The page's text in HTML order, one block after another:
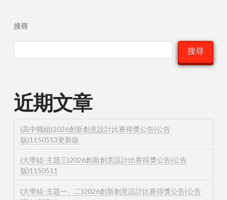
搜尋
搜尋
近期文章
(高中職組)2026創新創意設計比賽得獎公告(公告
版)1150513更新版
(大學組-主題三)2026創新創意設計比賽得獎公告(公告
版)1150511
(大學組-主題一、二)2026創新創意設計比賽得獎公告(公告